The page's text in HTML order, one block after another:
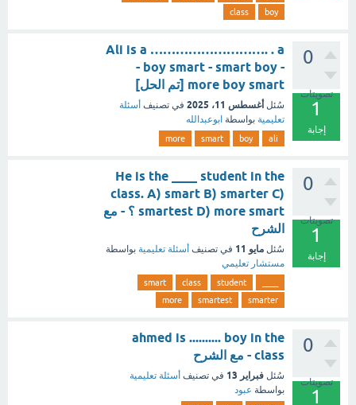
boy
class
0
تصويتات
1
إجابة
Ali is a ………………………. . a
- boy smart - smart boy -
more boy smart [تم الحل]
سُئل أغسطس 11، 2025 في تصنيف أسئلة
تعليمية بواسطة ابوعبدالله
ali
boy
smart
more
0
تصويتات
1
إجابة
He is the ____ student in the
class. A) smart B) smarter C)
smartest D) more smart ؟ - مع
الشرح
سُئل مايو 11 في تصنيف أسئلة تعليمية بواسطة
مستشار تعليمي
student
class
smart
smarter
smartest
more
0
تصويتات
1
ahmed is .......... boy in the
class - مع الشرح
سُئل فبراير 13 في تصنيف أسئلة تعليمية
بواسطة عبود